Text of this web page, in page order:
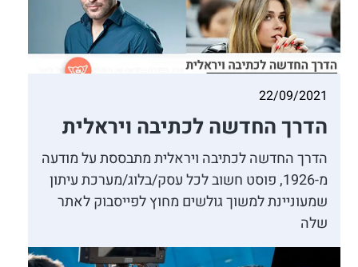
22/09/2021
הדרך החדשה לכתיבה ויראלית
הדרך החדשה לכתיבה ויראלית מתבססת על מודעה
מ-1926, פוסט חשוב לכל עסק/בלוג/מערכת עיתון
שמעוניינת למשוך גולשים מחוץ לפייסבוק לאתר
שלה